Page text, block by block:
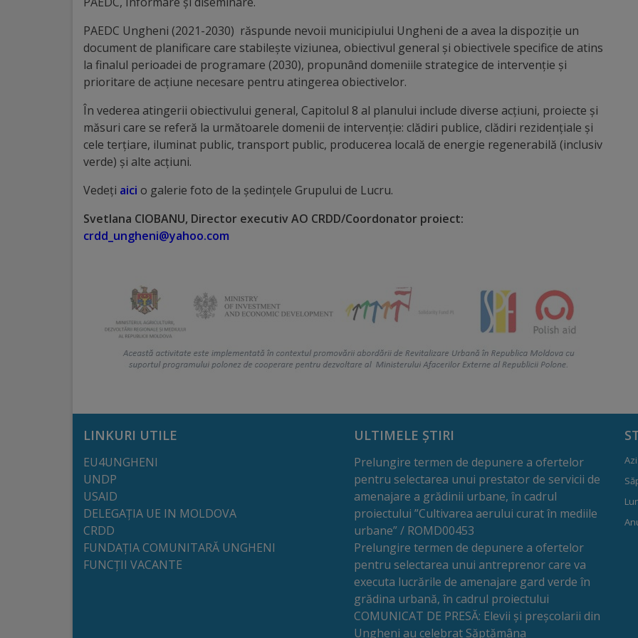
Galerii
Administrație
Primărie
Primar
Viceprimari
Organigrama
Regulamentul
Integritate
calitate
Consiliul
Municipal
PAEDC Ungheni (2021-2030) răspunde nevoii municipiului Ungheni de a avea la dispoziție un
document de planificare care stabilește viziunea, obiectivul general și obiectivele specifice de atins
la finalul perioadei de programare (2030), propunând domeniile strategice de intervenție și
prioritare de acțiune necesare pentru atingerea obiectivelor.
În vederea atingerii obiectivului general, Capitolul 8 al planului include diverse acțiuni, proiecte și
măsuri care se referă la următoarele domenii de intervenție: clădiri publice, clădiri rezidențiale și
cele terțiare, iluminat public, transport public, producerea locală de energie regenerabilă (inclusiv
verde) și alte acțiuni.
Vedeți aici o galerie foto de la ședințele Grupului de Lucru.
Svetlana CIOBANU, Director executiv AO CRDD/Coordonator proiect:
crdd_ungheni@yahoo.com
LINKURI UTILE
EU4UNGHENI
UNDP
USAID
DELEGAȚIA UE IN MOLDOVA
CRDD
FUNDAȚIA COMUNITARĂ UNGHENI
FUNCȚII VACANTE
ULTIMELE ȘTIRI
Prelungire termen de depunere a ofertelor
pentru selectarea unui prestator de servicii de
amenajare a grădinii urbane, în cadrul
proiectului ”Cultivarea aerului curat în mediile
urbane” / ROMD00453
Prelungire termen de depunere a ofertelor
pentru selectarea unui antreprenor care va
executa lucrările de amenajare gard verde în
grădina urbană, în cadrul proiectului
COMUNICAT DE PRESĂ: Elevii și preșcolarii din
Ungheni au celebrat Săptămâna